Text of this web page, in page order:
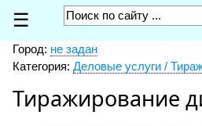
☰
Город: не задан
Категория: Деловые услуги /
Тиражирование